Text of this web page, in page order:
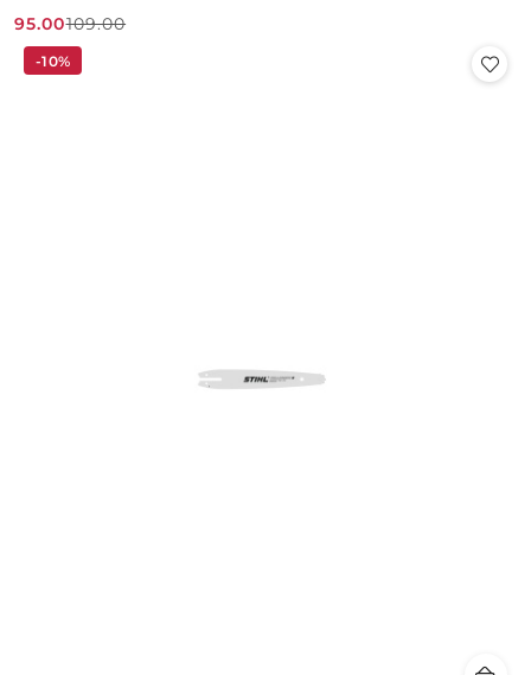
Cena
promocyjna:
95.00
Cena
przed
109.00
-10%